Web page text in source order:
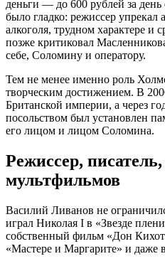
деньги — до 600 рублей за
было гладко: режиссер упрекал
алкоголя, трудном характере
позже критиковал
себе, Соломину и оператору.
Тем не менее именно роль
творческим достижением. В
Британской империи, а через
посольством был установлен
его лицом и лицом Соломина.
Режиссер,
мультфильмов
Василий Ливанов не
играл Николая I в «Звезде
собственный фильм «Дон Кихот
«Мастере и Маргарите» и даже